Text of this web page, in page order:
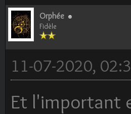
Orphée
Fidèle
11-07-2020,
Et l'important